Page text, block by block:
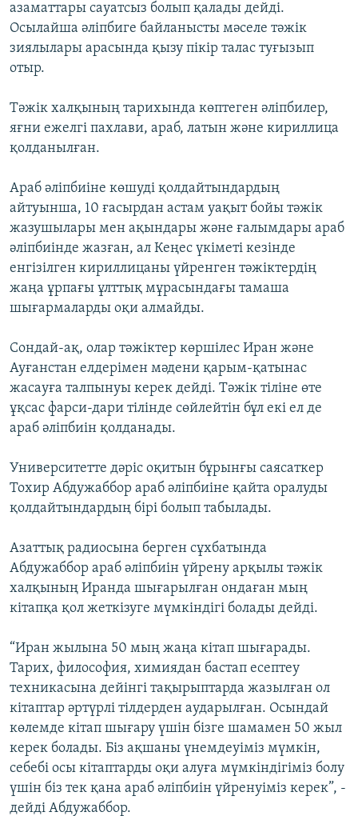
азаматтары сауатсыз болып қалады дейді.
Осылайша әліпбиге байланысты мәселе тәжік
зиялылары арасында қызу пікір талас туғызып
отыр.
Тәжік халқының тарихында көптеген әліпбилер,
яғни ежелгі пахлави, араб, латын және кириллица
қолданылған.
Араб әліпбиіне көшуді қолдайтындардың
айтуынша, 10 ғасырдан астам уақыт бойы тәжік
жазушылары мен ақындары және ғалымдары араб
әліпбиінде жазған, ал Кеңес үкіметі кезінде
енгізілген кириллицаны үйренген тәжіктердің
жаңа ұрпағы ұлттық мұрасындағы тамаша
шығармаларды оқи алмайды.
Сондай-ақ, олар тәжіктер көршілес Иран және
Ауғанстан елдерімен мәдени қарым-қатынас
жасауға талпынуы керек дейді. Тәжік тіліне өте
ұқсас фарси-дари тілінде сөйлейтін бұл екі ел де
араб әліпбиін қолданады.
Университетте дәріс оқитын бұрынғы саясаткер
Тохир Абдужаббор араб әліпбиіне қайта оралуды
қолдайтындардың бірі болып табылады.
Азаттық радиосына берген сұхбатында
Абдужаббор араб әліпбиін үйрену арқылы тәжік
халқының Иранда шығарылған ондаған мың
кітапқа қол жеткізуге мүмкіндігі болады дейді.
“Иран жылына 50 мың жаңа кітап шығарады.
Тарих, философия, химиядан бастап есептеу
техникасына дейінгі тақырыптарда жазылған ол
кітаптар әртүрлі тілдерден аударылған. Осындай
көлемде кітап шығару үшін бізге шамамен 50 жыл
керек болады. Біз ақшаны үнемдеуіміз мүмкін,
себебі осы кітаптарды оқи алуға мүмкіндігіміз болу
үшін біз тек қана араб әліпбиін үйренуіміз керек”, -
дейді Абдужаббор.